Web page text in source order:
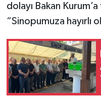
dolayı Bakan
“Sinopumuza hayırlı